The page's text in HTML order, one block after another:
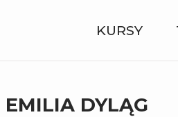
KURSY
EMILIA DYLĄG